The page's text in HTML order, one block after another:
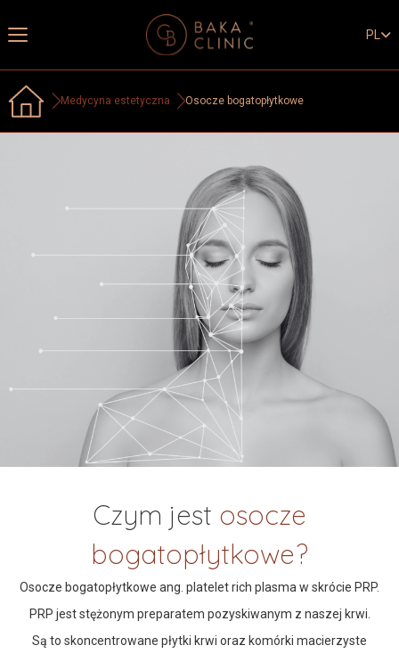
PL
Medycyna estetyczna Osocze bogatopłytkowe
Czym jest osocze
bogatopłytkowe?
Osocze bogatopłytkowe ang. platelet rich plasma w skrócie PRP.
PRP jest stężonym preparatem pozyskiwanym z naszej krwi.
Są to skoncentrowane płytki krwi oraz komórki macierzyste